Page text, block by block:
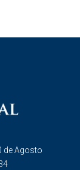
de Agosto